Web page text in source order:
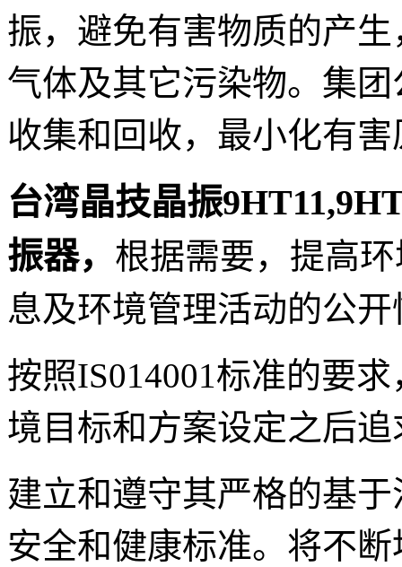
振，避免有害物质的产
气体及其它污染物。集
收集和回收，最小化有
台湾晶技晶振
振器， 根据需要，提高
息及环境管理活动的公开
按照IS014001标准的要
境目标和方案设定之后
建立和遵守其严格的基
安全和健康标准。将不